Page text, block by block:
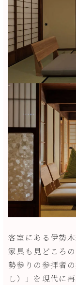
客室にある伊勢
家具も見どころ
勢参りの参拝者
し）」を現代に